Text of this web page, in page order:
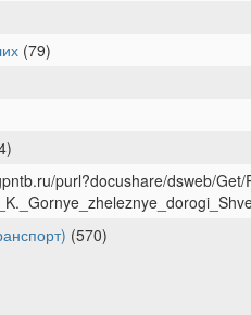
(79)
purl?docushare/dsweb/Get/
(570)